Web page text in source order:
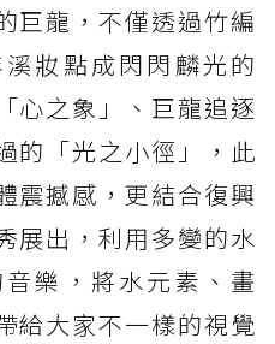
巨龍，不僅透過竹編
妝點成閃閃麟光的
心之象」、巨龍追逐
的「光之小徑」，此
震撼感，更結合復興
展出，利用多變的水
樂，將水元素、畫
給大家不一樣的視覺